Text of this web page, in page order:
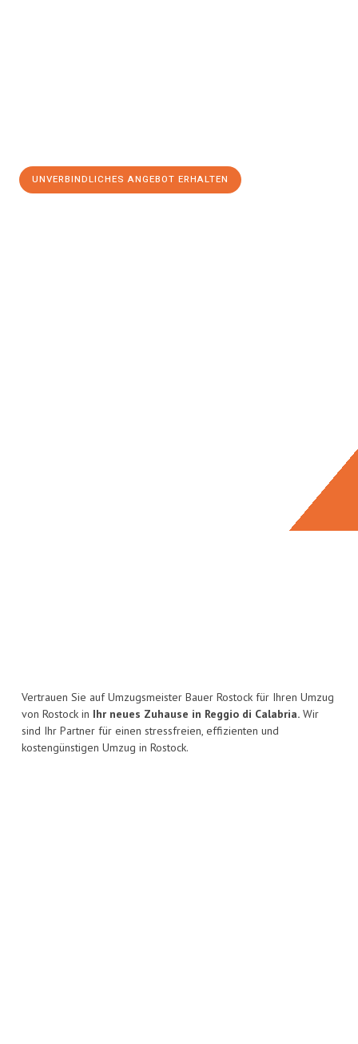
UNVERBINDLICHES ANGEBOT ERHALTEN
Vertrauen Sie auf Umzugsmeister Bauer Rostock für Ihren Umzug
von Rostock in Ihr neues Zuhause in Reggio di Calabria. Wir
sind Ihr Partner für einen stressfreien, effizienten und
kostengünstigen Umzug in Rostock.